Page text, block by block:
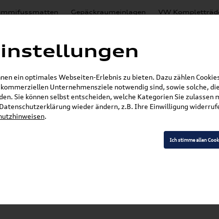
Gepäckraumeinlagen VW
Lackierungen
E-Mail
Produkte » SKODA Original Teile »
ein optimales Webseiten-Erlebnis zu bieten. Dazu zählen
Unternehmensziele notwendig sind, sowie solche,
Sie können selbst entscheiden, welche Kategorien Sie zulassen
wieder ändern, z.B. Ihre Einwilligung
.
Ich stimme allen